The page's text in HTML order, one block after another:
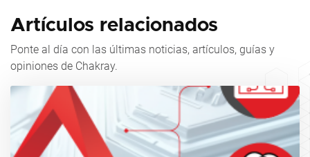
Artículos relacionados
Ponte al día con las últimas noticias, artículos, guías y
opiniones de Chakray.